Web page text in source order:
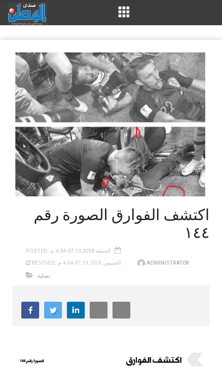
اكتشف الفوارق الصورة رقم
١٤٤
POSTED: الجمعة 07.13.2018 4:04 م
REVISED: الخميس 07.19.2018 4:04 م
ADMINISTRAT0R
تسلية